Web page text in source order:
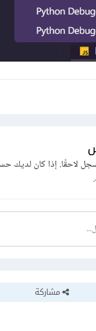
لاحقًا. إذا كان لديك
مشاركة